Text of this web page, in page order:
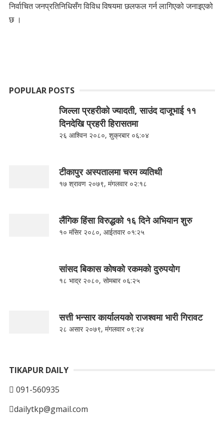
निर्वाचित जनप्रतिनिधिसँग विविध विषयमा छलफल गर्न लागिएको जनाइएको
छ ।
POPULAR POSTS
जिल्ला प्रहरीको ज्यादती, साउंद दाजूभाई ११
दिनदेखि प्रहरी हिरासतमा
२६ आश्विन २०८०, शुक्रबार ०६:०४
टीकापुर अस्पतालमा चरम व्यतिथी
१७ श्रावण २०७९, मंगलवार ०२:१८
लैंगिक हिंसा विरुद्धको १६ दिने अभियान शुरु
१० मंसिर २०८०, आईतवार ०१:२५
सांसद बिकास कोषको रकमको दुरुपयोग
१८ भाद्र २०८०, सोमबार ०६:२५
सत्ती भन्सार कार्यालयको राजश्वमा भारी गिरावट
२८ असार २०७९, मंगलवार ०९:२४
TIKAPUR DAILY
091-560935
dailytkp@gmail.com